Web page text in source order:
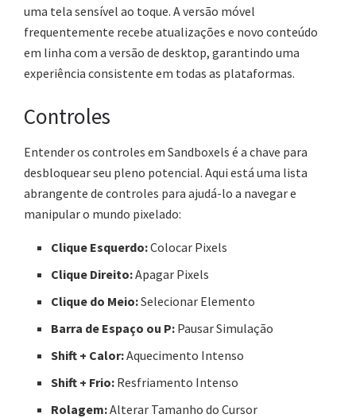
uma tela sensível ao toque. A versão móvel
frequentemente recebe atualizações e novo conteúdo
em linha com a versão de desktop, garantindo uma
experiência consistente em todas as plataformas.
Controles
Entender os controles em Sandboxels é a chave para
desbloquear seu pleno potencial. Aqui está uma lista
abrangente de controles para ajudá-lo a navegar e
manipular o mundo pixelado:
Clique Esquerdo:Colocar Pixels
Clique Direito:Apagar Pixels
Clique do Meio:Selecionar Elemento
Barra de Espaço ou P: Pausar Simulação
Shift + Calor:Aquecimento Intenso
Shift + Frio: Resfriamento Intenso
Rolagem:Alterar Tamanho do Cursor